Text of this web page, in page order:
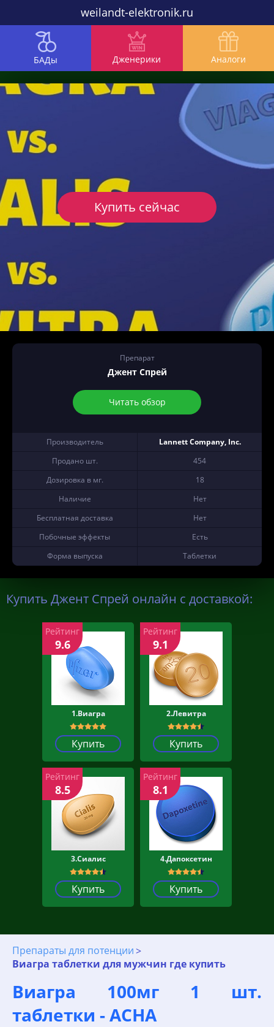
weilandt-elektronik.ru
БАДы Дженерики Аналоги
Препарат
Джент Спрей
Читать обзор
Производитель
Lannett Company, Inc.
Продано шт.
454
Дозировка в мг.
18
Наличие
Нет
Бесплатная доставка
Нет
Побочные эффекты
Есть
Форма выпуска
Таблетки
Купить сейчас
Купить Джент Спрей онлайн с доставкой:
1.Виагра
Купить
Рейтинг
9.6
2.Левитра
Купить
Рейтинг
9.1
3.Сиалис
Купить
Рейтинг
8.5
4.Дапоксетин
Купить
Рейтинг
8.1
Препараты для потенции
Виагра таблетки для мужчин где купить
Виагра 100мг 1 шт.
таблетки - АСНА